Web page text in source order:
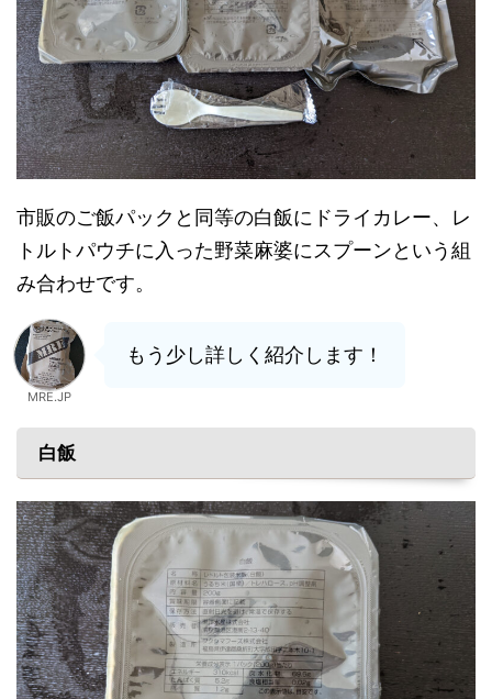
市販のご飯パックと同等の白飯にドライカレー、レ
トルトパウチに入った野菜麻婆にスプーンという組
み合わせです。
MRE.JP
もう少し詳しく紹介します！
白飯